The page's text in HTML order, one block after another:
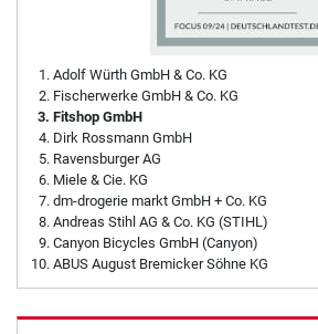
Adolf Würth GmbH & Co. KG
Fischerwerke GmbH & Co. KG
Fitshop GmbH
Dirk Rossmann GmbH
Ravensburger AG
Miele & Cie. KG
dm-drogerie markt GmbH + Co. KG
Andreas Stihl AG & Co. KG (STIHL)
Canyon Bicycles GmbH (Canyon)
ABUS August Bremicker Söhne KG